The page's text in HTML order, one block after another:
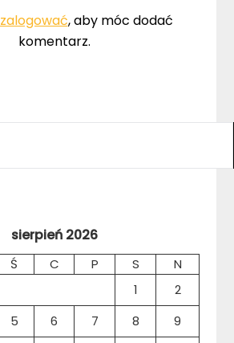
zalogować, aby móc dodać
komentarz.
sierpień 2026
Ś C P S
N
1
2
5 6 7 8
9